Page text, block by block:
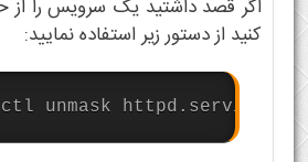
کنید از دستور زیر استفاده نمایید:
unmask httpd.service